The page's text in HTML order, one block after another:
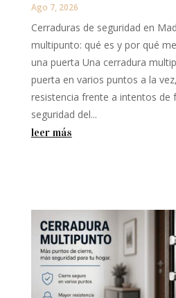
Ago 7, 2026
Cerraduras de seguridad en
multipunto: qué es y por qué
una puerta Una cerradura
puerta en varios puntos a la
resistencia frente a intentos de
seguridad del...
leer más